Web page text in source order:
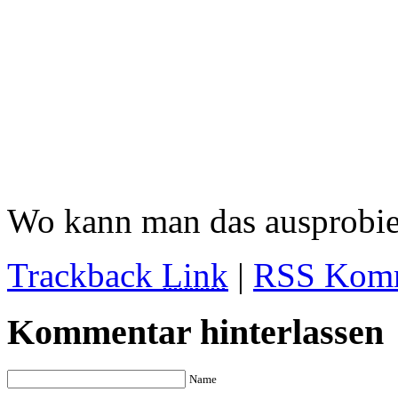
Wo kann man das
Trackback Link | RSS
Kommentar hinterlassen
Name